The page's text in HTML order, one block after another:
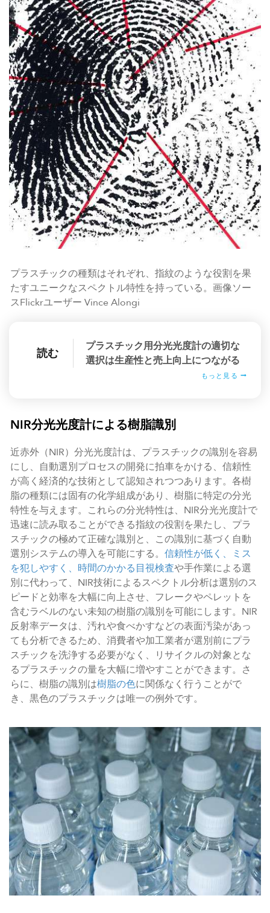
プラスチックの種類はそれぞれ、指紋のような役割を果
たすユニークなスペクトル特性を持っている。画像ソー
スFlickrユーザー Vince Alongi
読む
プラスチック用分光光度計の適切な
選択は生産性と売上向上につながる
もっと見る
NIR分光光度計による樹脂識別
近赤外（NIR）分光光度計は、プラスチックの識別を容易
にし、自動選別プロセスの開発に拍車をかける、信頼性
が高く経済的な技術として認知されつつあります。各樹
脂の種類には固有の化学組成があり、樹脂に特定の分光
特性を与えます。これらの分光特性は、NIR分光光度計で
迅速に読み取ることができる指紋の役割を果たし、プラ
スチックの極めて正確な識別と、この識別に基づく自動
選別システムの導入を可能にする。 信頼性が低く、ミス
を犯しやすく、時間のかかる目視検査や手作業による選
別に代わって、NIR技術によるスペクトル分析は選別のス
ピードと効率を大幅に向上させ、フレークやペレットを
含むラベルのない未知の樹脂の識別を可能にします。NIR
反射率データは、汚れや食べかすなどの表面汚染があっ
ても分析できるため、消費者や加工業者が選別前にプラ
スチックを洗浄する必要がなく、リサイクルの対象とな
るプラスチックの量を大幅に増やすことができます。さ
らに、樹脂の識別は樹脂の色に関係なく行うことがで
き、黒色のプラスチックは唯一の例外です。